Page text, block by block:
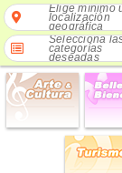
Elige mínimo
localización
geográfica
Selecciona
categorías
deseadas